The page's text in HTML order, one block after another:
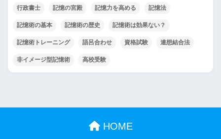
行政書士 記憶の宮殿 記憶力を高める 記憶法
記憶術の基本 記憶術の歴史 記憶術は効果ない？
記憶術トレーニング 語呂合わせ 資格試験 連想結合法
非イメージ型記憶術 高校受験
HOME